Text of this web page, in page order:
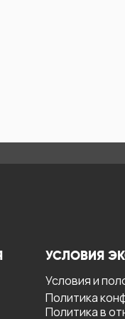
УСЛОВИЯ
Условия и
Политика
Политика в